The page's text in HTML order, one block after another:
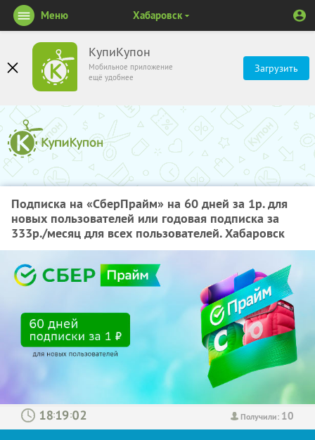
КупиКупон
Мобильное приложение
ещё удобнее
Загрузить
Меню Хабаровск
Подписка на «СберПрайм» на 60 дней за 1р. для
новых пользователей или годовая подписка за
333р./месяц для всех пользователей. Хабаровск
Получили: 10
: :